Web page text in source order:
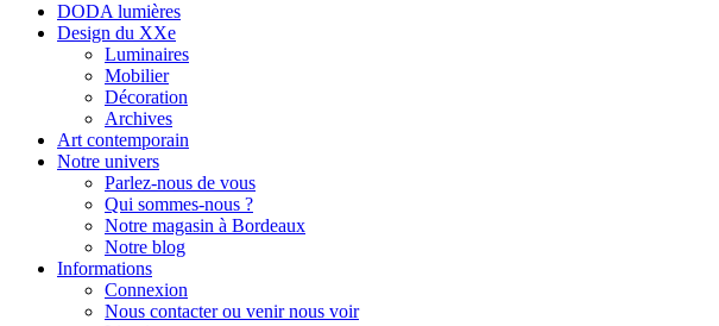
DODA lumières
Design du XXe
Luminaires
Mobilier
Décoration
Archives
Art contemporain
Notre univers
Parlez-nous de vous
Qui sommes-nous ?
Notre magasin à Bordeaux
Notre blog
Informations
Connexion
Nous contacter ou venir nous voir